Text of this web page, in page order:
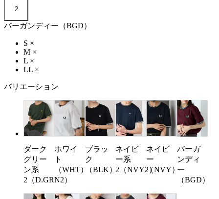
2
バーガンディー（BGD）
S ×
M ×
L ×
LL ×
バリエーション
ダーク
グリー
ン系
2（D.GRN2）
ホワイ
ト
（WHT）
ブラッ
ク
（BLK）
ネイビ
ー系
2（NVY2）
ネイビ
ー
（NVY）
バーガ
ンディ
ー
（BGD）